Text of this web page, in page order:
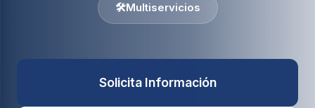
🛠️Multiservicios
Solicita Información